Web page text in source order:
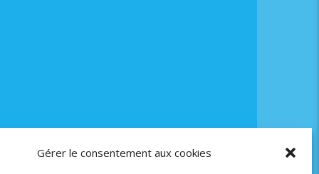
Gérer le consentement aux cookies